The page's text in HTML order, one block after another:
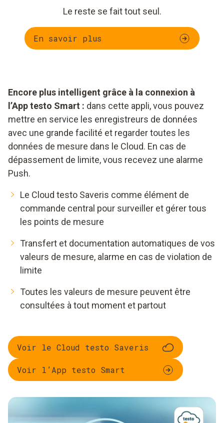
Le reste se fait tout seul.
En savoir plus
Encore plus intelligent grâce à la connexion à
l’App testo Smart : dans cette appli, vous pouvez
mettre en service les enregistreurs de données
avec une grande facilité et regarder toutes les
données de mesure dans le Cloud. En cas de
dépassement de limite, vous recevez une alarme
Push.
Le Cloud testo Saveris comme élément de
commande central pour surveiller et gérer tous
les points de mesure
Transfert et documentation automatiques de vos
valeurs de mesure, alarme en cas de violation de
limite
Toutes les valeurs de mesure peuvent être
consultées à tout moment et partout
Voir le Cloud testo Saveris
Voir l’App testo Smart